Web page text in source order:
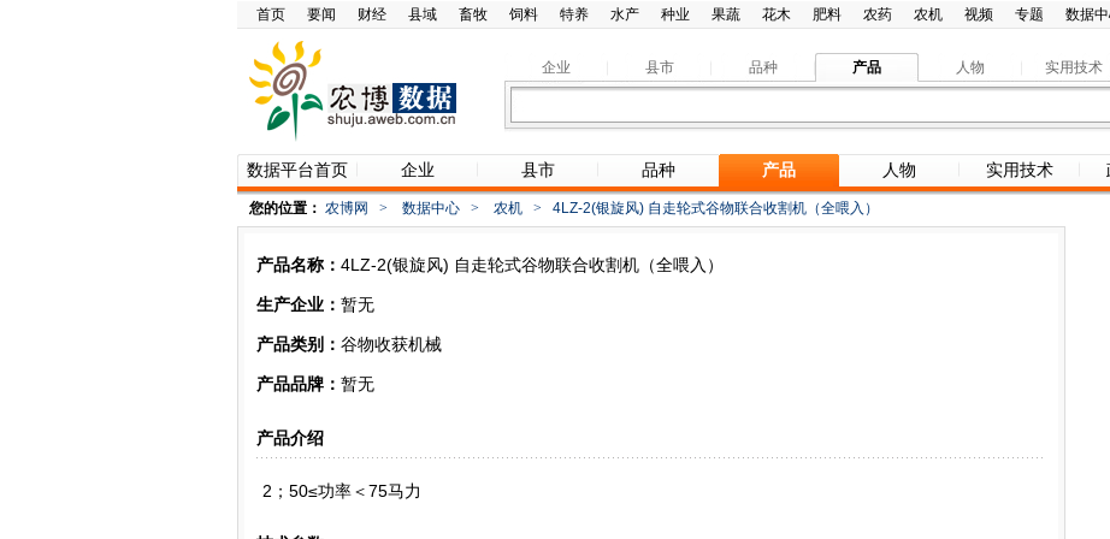
首页 要闻 财经 县域 畜牧 饲料 特养 水产 种业 果蔬 花木 肥料 农药 农机 视频 专题 数据
企业 县市 品种 产品 人物 实用技术
数据平台首页 企业 县市 品种 产品 人物 实用技术
您的位置： 农博网 > 数据中心 > 农机 > 4LZ-2(银旋风) 自走轮式谷物联合收割机（全喂入）
产品名称： 4LZ-2(银旋风) 自走轮式谷物联合收割机（全喂入）
生产企业： 暂无
产品类别： 谷物收获机械
产品品牌： 暂无
产品介绍
2；50≤功率＜75马力